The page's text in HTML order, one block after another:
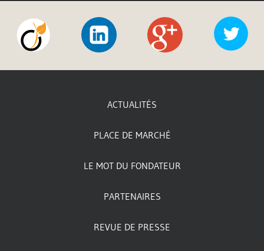
LinkedIn
ACTUALITÉS
PLACE DE MARCHÉ
LE MOT DU FONDATEUR
PARTENAIRES
REVUE DE PRESSE